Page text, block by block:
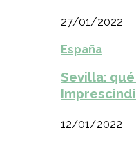
27/01/2022
España
Sevilla:
12/01/2022